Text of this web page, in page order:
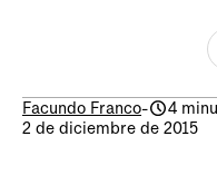
Facundo Franco-
4
2 de diciembre de 2015